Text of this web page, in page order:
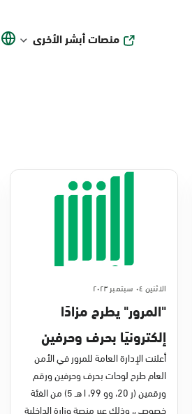
منصات أبشر الأخرى
الاثنين ٠٤ سبتمبر ٢٠٢٣
"المرور" يطرح مزادًا
إلكترونيًا بحرف وحرفين
ورقم ورقمين .. غدًا عبر
منصة "أبشر"
أعلنت الإدارة العامة للمرور في الأمن
العام طرح لوحات بحرف وحرفين ورقم
ورقمين (ر 20، وو 99، ا هـ 5) من الفئة
خصوصي، وذلك عبر منصة وزارة الداخلية